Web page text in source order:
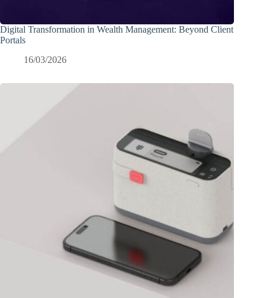
Digital Transformation in Wealth Management: Beyond Client
Portals
16/03/2026